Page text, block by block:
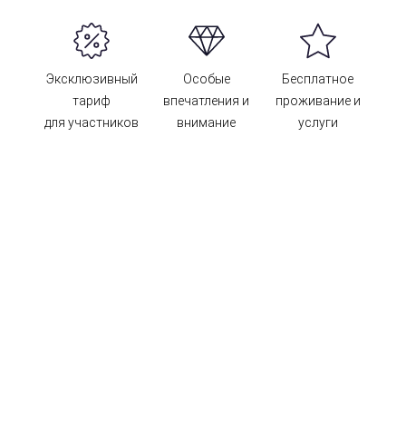
Эксклюзивный
тариф
для участников
Особые
впечатления и
внимание
Бесплатное
проживание и
услуги